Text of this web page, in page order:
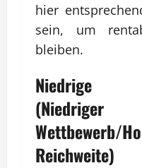
hier
sein, um
bleiben.
Niedrige
(Niedriger
Wettbewerb/
Reichweite)